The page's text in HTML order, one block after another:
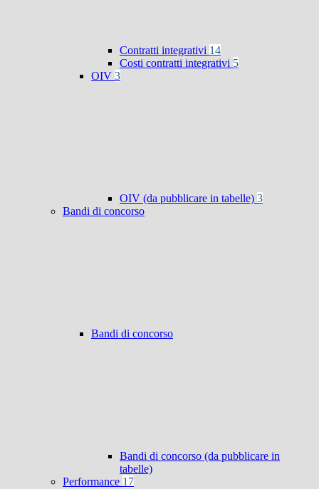
Contratti integrativi 14
Costi contratti integrativi 5
OIV 3
OIV (da pubblicare in tabelle) 3
Bandi di concorso
Bandi di concorso
Bandi di concorso (da pubblicare in
tabelle)
Performance 17